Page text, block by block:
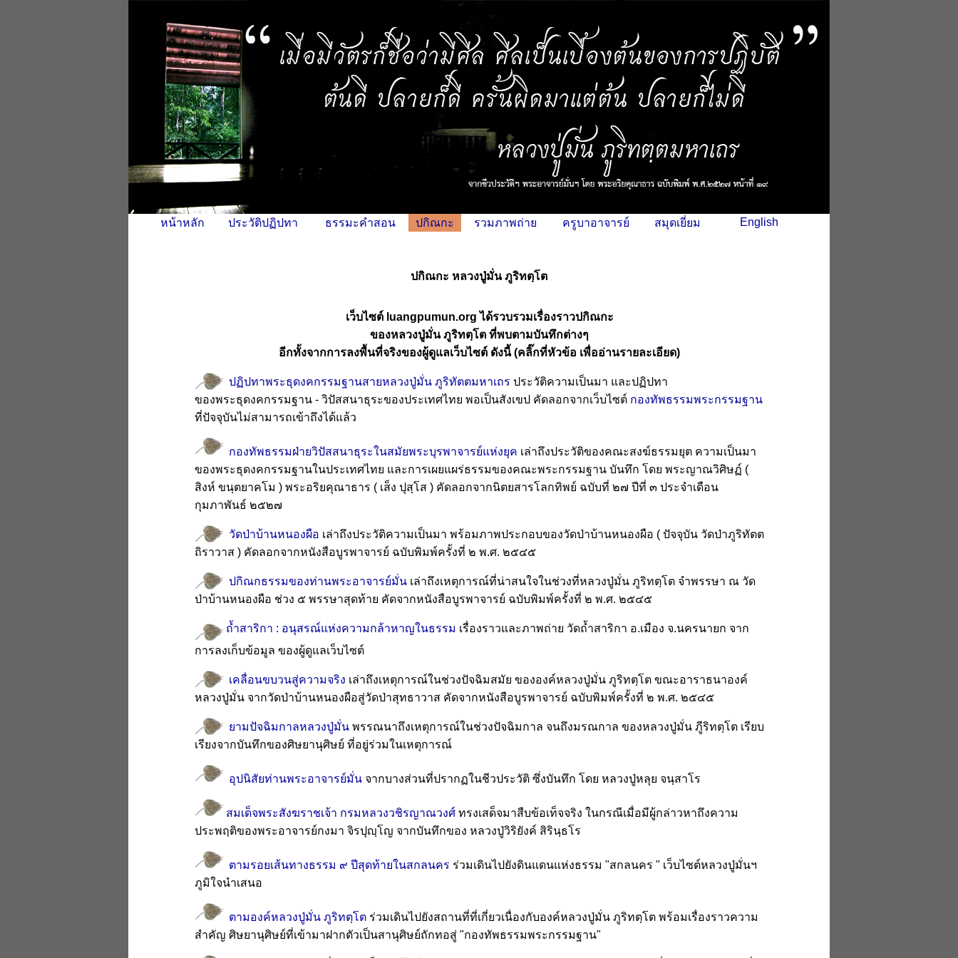
หน้าหลัก ประวัติปฏิปทา ธรรมะคำสอน ปกิณกะ รวมภาพถ่าย ครูบาอาจารย์ สมุดเยี่ยม English
ปกิณกะ หลวงปู่มั่น ภูริทตฺโต
เว็บไซต์ luangpumun.org ได้รวบรวมเรื่องราวปกิณกะ
ของหลวงปู่มั่น ภูริทตฺโต ที่พบตามบันทึกต่างๆ
อีกทั้งจากการลงพื้นที่จริงของผู้ดูแลเว็บไซต์ ดังนี้ (คลิ๊กที่หัวข้อ เพื่ออ่านรายละเอียด)
ปฏิปทาพระธุดงคกรรมฐานสายหลวงปู่มั่น ภูริทัตตมหาเถร ประวัติความเป็นมา และปฏิปทา
ของพระธุดงคกรรมฐาน - วิปัสสนาธุระของประเทศไทย พอเป็นสังเขป คัดลอกจากเว็บไซต์ กองทัพธรรมพระกรรมฐาน
ที่ปัจจุบันไม่สามารถเข้าถึงได้แล้ว
กองทัพธรรมฝ่ายวิปัสสนาธุระในสมัยพระบุรพาจารย์แห่งยุค เล่าถึงประวัติของคณะสงฆ์ธรรมยุต ความเป็นมา
ของพระธุดงคกรรมฐานในประเทศไทย และการเผยแผร่ธรรมของคณะพระกรรมฐาน บันทึก โดย พระญาณวิศิษฏ์ (
สิงห์ ขนฺตยาคโม ) พระอริยคุณาธาร ( เส็ง ปุสฺโส ) คัดลอกจากนิตยสารโลกทิพย์ ฉบับที่ ๒๗ ปีที่ ๓ ประจำเดือน
กุมภาพันธ์ ๒๕๒๗
วัดป่าบ้านหนองผือ เล่าถึงประวัติความเป็นมา พร้อมภาพประกอบของวัดป่าบ้านหนองผือ ( ปัจจุบัน วัดป่าภูริทัตต
ถิราวาส ) คัดลอกจากหนังสือบูรพาจารย์ ฉบับพิมพ์ครั้งที่ ๒ พ.ศ. ๒๕๔๕
ปกิณกธรรมของท่านพระอาจารย์มั่น เล่าถึงเหตุการณ์ที่น่าสนใจในช่วงที่หลวงปู่มั่น ภูริทตฺโต จำพรรษา ณ วัด
ป่าบ้านหนองผือ ช่วง ๕ พรรษาสุดท้าย คัดจากหนังสือบูรพาจารย์ ฉบับพิมพ์ครั้งที่ ๒ พ.ศ. ๒๕๔๕
ถ้ำสาริกา : อนุสรณ์แห่งความกล้าหาญในธรรม เรื่องราวและภาพถ่าย วัดถ้ำสาริกา อ.เมือง จ.นครนายก จาก
การลงเก็บข้อมูล ของผู้ดูแลเว็บไซต์
เคลื่อนขบวนสู่ความจริง เล่าถึงเหตุการณ์ในช่วงปัจฉิมสมัย ขององค์หลวงปู่มั่น ภูริทตฺโต ขณะอาราธนาองค์
หลวงปู่มั่น จากวัดป่าบ้านหนองผือสู่วัดป่าสุทธาวาส คัดจากหนังสือบูรพาจารย์ ฉบับพิมพ์ครั้งที่ ๒ พ.ศ. ๒๕๔๕
ยามปัจฉิมกาลหลวงปู่มั่น พรรณนาถึงเหตุการณ์ในช่วงปัจฉิมกาล จนถึงมรณกาล ของหลวงปู่มั่น ภูีริทตฺโต เรียบ
เรียงจากบันทึกของศิษยานุศิษย์ ที่อยู่ร่วมในเหตุการณ์
อุปนิสัยท่านพระอาจารย์มั่น จากบางส่วนที่ปรากฏในชีวประวัติ ซึ่งบันทึก โดย หลวงปู่หลุย จนฺสาโร
สมเด็จพระสังฆราชเจ้า กรมหลวงวชิรญาณวงศ์ ทรงเสด็จมาสืบข้อเท็จจริง ในกรณีเมื่อมีผู้กล่าวหาถึงความ
ประพฤติของพระอาจารย์กงมา จิรปุญฺโญ จากบันทึกของ หลวงปู่วิริยังค์ สิรินฺธโร
ตามรอยเส้นทางธรรม ๙ ปีสุดท้ายในสกลนคร ร่วมเดินไปยังดินแดนแห่งธรรม "สกลนคร " เว็บไซต์หลวงปู่มั่นฯ
ภูมิใจนำเสนอ
ตามองค์หลวงปู่มั่น ภูริทตฺโต ร่วมเดินไปยังสถานที่ที่เกี่ยวเนื่องกับองค์หลวงปู่มั่น ภูริทตฺโต พร้อมเรื่องราวความ
สำคัญ ศิษยานุศิษย์ที่เข้ามาฝากตัวเป็นสานุศิษย์ถักทอสู่ "กองทัพธรรมพระกรรมฐาน"